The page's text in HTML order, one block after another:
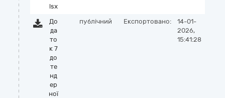
lsx
До
да
то
к 7
до
те
нд
ер
ної
публічний Експортовано:
14-01-
2026,
15:41:28